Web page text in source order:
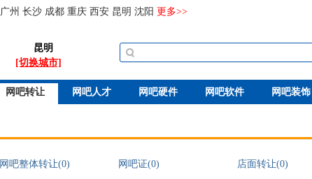
广州 长沙 成都 重庆 西安 昆明 沈阳 更多>>
昆明
[切换城市]
网吧转让 网吧人才 网吧硬件 网吧软件 网吧装饰
网吧整体转让(0) 网吧证(0)
店面转让(0)